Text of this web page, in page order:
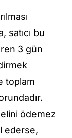
satıcı bu
3 gün
toplam
ödemez
ederse,